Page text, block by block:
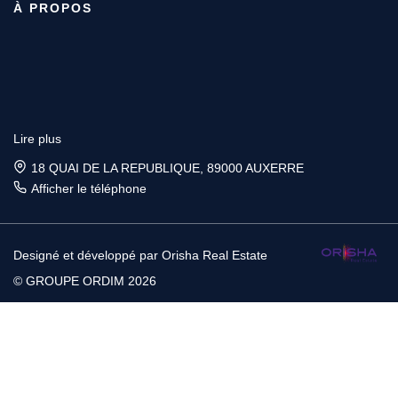
À PROPOS
Lire plus
18 QUAI DE LA REPUBLIQUE, 89000 AUXERRE
Afficher le téléphone
Designé et développé par Orisha Real Estate
© GROUPE ORDIM 2026